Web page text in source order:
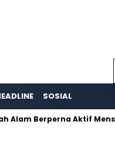
SOSIAL
Aktif